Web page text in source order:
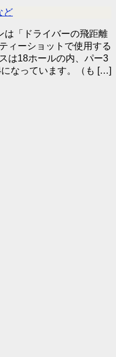
ど
は「ドライバーの飛距離
ィーショットで使用する
は18ホールの内、パー3
なっています。（も […]